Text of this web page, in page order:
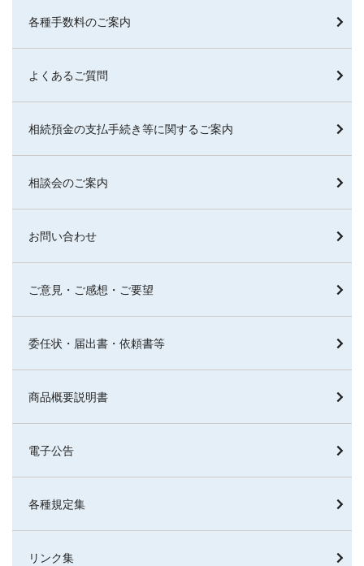
各種手数料のご案内
よくあるご質問
相続預金の支払手続き等に関するご案内
相談会のご案内
お問い合わせ
ご意見・ご感想・ご要望
委任状・届出書・依頼書等
商品概要説明書
電子公告
各種規定集
リンク集